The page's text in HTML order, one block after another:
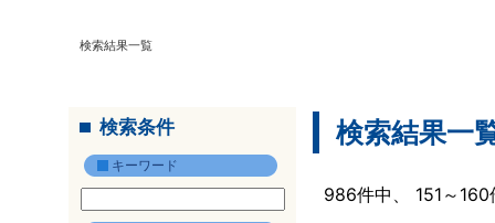
検索結果一覧
検索条件
キーワード
検索結果一
986件中、 151～